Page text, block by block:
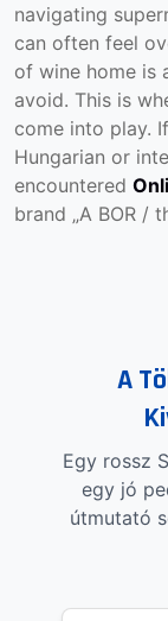
navigating
can often feel
of wine home is
avoid. This is
come into play.
Hungarian or
encountered
brand „A BOR /
A
Egy rossz
egy jó
útmutató